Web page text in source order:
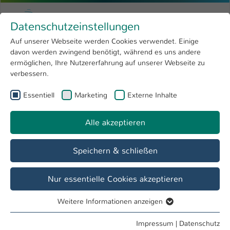
Menu
Forschung 4
Open submenu
Hochschule
International
Zum Hauptinhalt springen
Hochschule Kaiserslautern
Sie sind hier:
Kontakte und Anfahrt
Datenschutzeinstellungen
Auf unserer Webseite werden Cookies verwendet. Einige
davon werden zwingend benötigt, während es uns andere
ermöglichen, Ihre Nutzererfahrung auf unserer Webseite zu
verbessern.
Essentiell Marketing Externe Inhalte
Alle akzeptieren
Speichern & schließen
Nur essentielle Cookies akzeptieren
Essentielle Cookies werden für grundlegende Funktionen
Weitere Informationen anzeigen
Impressum | Datenschutz